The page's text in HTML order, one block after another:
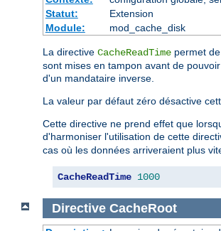
Statut:
Extension
Module:
mod_cache_disk
La directive CacheReadTime permet
sont mises en tampon avant de
d'un mandataire inverse.
La valeur par défaut zéro désactive
Cette directive ne prend effet que
d'harmoniser l'utilisation de cette
cas où les données arriveraient plus
CacheReadTime 1000
Directive CacheRoot